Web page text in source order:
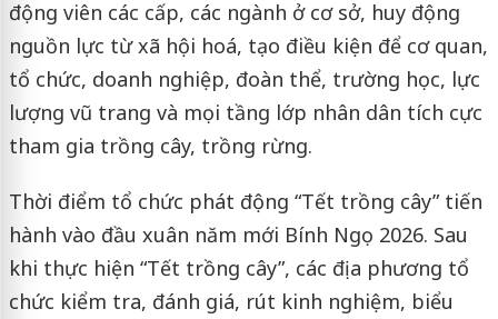
động viên các cấp, các ngành ở cơ sở, huy động
nguồn lực từ xã hội hoá, tạo điều kiện để cơ quan,
tổ chức, doanh nghiệp, đoàn thể, trường học, lực
lượng vũ trang và mọi tầng lớp nhân dân tích cực
tham gia trồng cây, trồng rừng.
Thời điểm tổ chức phát động “Tết trồng cây” tiến
hành vào đầu xuân năm mới Bính Ngọ 2026. Sau
khi thực hiện “Tết trồng cây”, các địa phương tổ
chức kiểm tra, đánh giá, rút kinh nghiệm, biểu